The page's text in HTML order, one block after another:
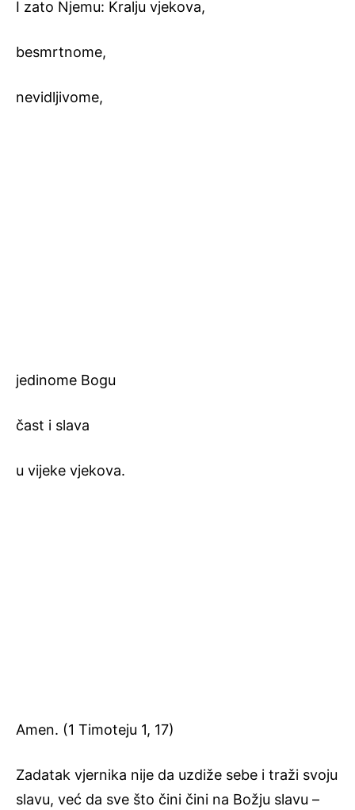
I zato Njemu: Kralju vjekova,
besmrtnome,
nevidljivome,
jedinome Bogu
čast i slava
u vijeke vjekova.
Amen. (1 Timoteju 1, 17)
Zadatak vjernika nije da uzdiže sebe i traži svoju
slavu, već da sve što čini čini na Božju slavu –